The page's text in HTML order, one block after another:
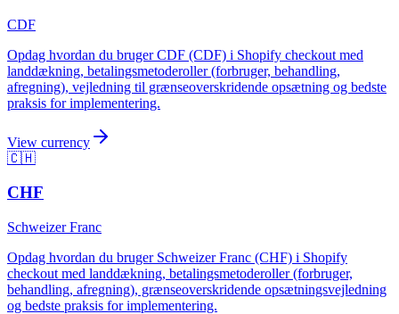
CDF
Opdag hvordan du bruger CDF (CDF) i Shopify checkout med
landdækning, betalingsmetoderoller (forbruger, behandling,
afregning), vejledning til grænseoverskridende opsætning og bedste
praksis for implementering.
View currency
🇨🇭
CHF
Schweizer Franc
Opdag hvordan du bruger Schweizer Franc (CHF) i Shopify
checkout med landdækning, betalingsmetoderoller (forbruger,
behandling, afregning), grænseoverskridende opsætningsvejledning
og bedste praksis for implementering.